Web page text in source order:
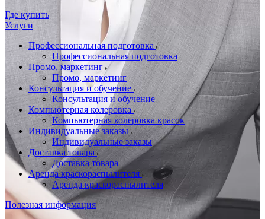
Где купить
Услуги
Профессиональная подготовка
Профессиональная подготовка
Промо, маркетинг
Промо, маркетинг
Консультация и обучение
Консультация и обучение
Компьютерная колеровка
Компьютерная колеровка красок
Индивидуальные заказы
Индивидуальные заказы
Доставка товара
Доставка товара
Аренда краскораспылителя
Аренда краскораспылителя
Полезная информация